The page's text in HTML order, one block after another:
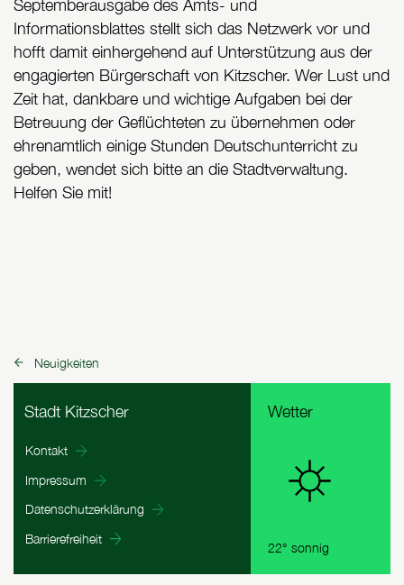
Septemberausgabe des Amts- und
Informationsblattes stellt sich das Netzwerk vor und
hofft damit einhergehend auf Unterstützung aus der
engagierten Bürgerschaft von Kitzscher. Wer Lust und
Zeit hat, dankbare und wichtige Aufgaben bei der
Betreuung der Geflüchteten zu übernehmen oder
ehrenamtlich einige Stunden Deutschunterricht zu
geben, wendet sich bitte an die Stadtverwaltung.
Helfen Sie mit!
zurück zu:
Neuigkeiten
Fußbereich Informationen
Stadt Kitzscher
Kontakt
Impressum
Datenschutzerklärung
Barrierefreiheit
Wetter
22° sonnig